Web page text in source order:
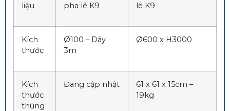
liệu
pha lê K9
lê K9
Kích
thước
Ø100 – Dây
3m
Ø600 x H3000
Kích
thước
thùng
Đang cập nhật
61 x 61 x 15cm –
19kg